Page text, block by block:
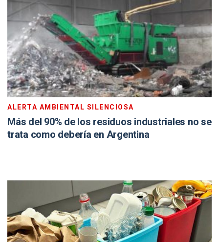
ALERTA AMBIENTAL SILENCIOSA
Más del 90% de los residuos industriales no se
trata como debería en Argentina